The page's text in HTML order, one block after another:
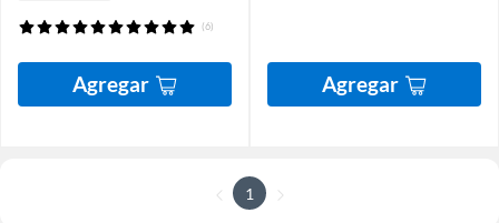
(6)
Agregar Agregar
1